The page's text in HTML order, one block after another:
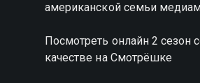
американской семьи
Посмотреть онлайн 2
качестве на Смотрёшке